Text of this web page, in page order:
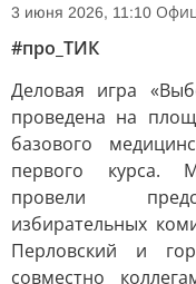
3 июня 2026, 11:10
#про_ТИК
Деловая игра
проведена на
базового
первого курса.
провели
избирательных
Перловский и
совместно